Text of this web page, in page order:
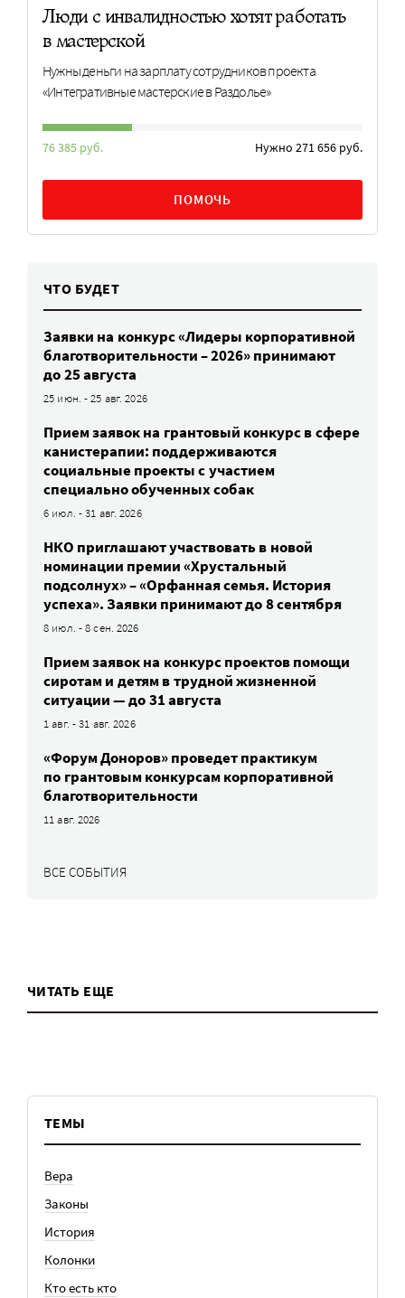
Люди с инвалидностью хотят работать
в мастерской
Нужны деньги на зарплату сотрудников проекта
«Интегративные мастерские в Раздолье»
76 385 руб. Нужно 271 656 руб.
ПОМОЧЬ
ЧТО БУДЕТ
Заявки на конкурс «Лидеры корпоративной
благотворительности – 2026» принимают
до 25 августа
25 июн. - 25 авг. 2026
Прием заявок на грантовый конкурс в сфере
канистерапии: поддерживаются
социальные проекты с участием
специально обученных собак
6 июл. - 31 авг. 2026
НКО приглашают участвовать в новой
номинации премии «Хрустальный
подсолнух» – «Орфанная семья. История
успеха». Заявки принимают до 8 сентября
8 июл. - 8 сен. 2026
Прием заявок на конкурс проектов помощи
сиротам и детям в трудной жизненной
ситуации — до 31 августа
1 авг. - 31 авг. 2026
«Форум Доноров» проведет практикум
по грантовым конкурсам корпоративной
благотворительности
11 авг. 2026
ВСЕ СОБЫТИЯ
ЧИТАТЬ ЕЩЕ
ТЕМЫ
Вера
Законы
История
Колонки
Кто есть кто